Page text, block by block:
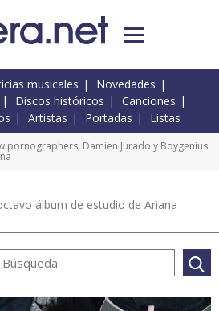
musicales
Novedades
Discos históricos
Canciones
Artistas Portadas Listas
pornographers, Damien Jurado y Boygenius
álbum de estudio de Ariana